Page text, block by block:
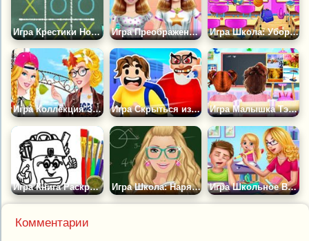
Игра Крестики Нолики: Школа Игра Преображение Учительницы Игра Школа: Уборка в Грязном Классе
Игра Коллекция Золушки для Школы Игра Скрыться из Школы Игра Малышка Тэйлор Изучает Времена Года
Игра Книга Раскрасок: Школьный Портфель Игра Школа: Наряд Для Учительницы Игра Школьное Веселье с Учителем
Комментарии